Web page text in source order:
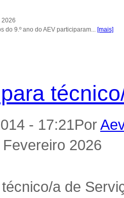
2026
do 9.º ano do AEV participaram... [mais]
- 17:21Por
2026
a de